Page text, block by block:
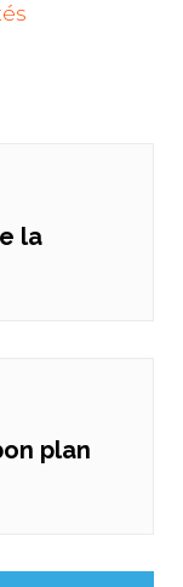
la
plan